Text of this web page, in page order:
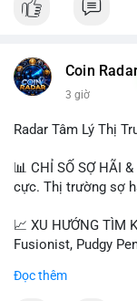
#vlikevn #titanbot
Coin
3 giờ
Radar Tâm Lý Thị
📊 CHỈ SỐ SỢ HÃI
cực. Thị trường sợ
📈 XU HƯỚNG TÌM
Fusionist, Pudgy
tiêu, vũ khí hạt
Đọc thêm